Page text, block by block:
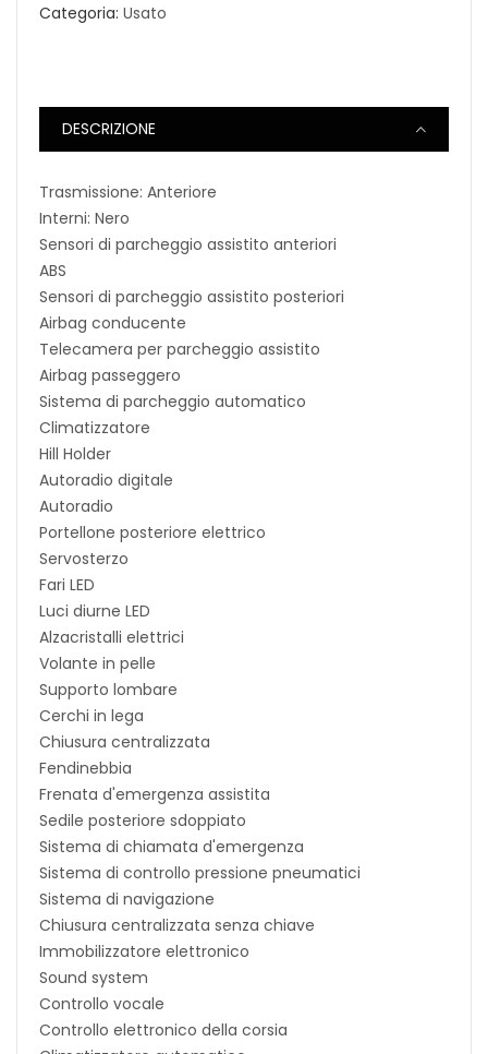
Categoria: Usato
DESCRIZIONE
Trasmissione: Anteriore
Interni: Nero
Sensori di parcheggio assistito anteriori
ABS
Sensori di parcheggio assistito posteriori
Airbag conducente
Telecamera per parcheggio assistito
Airbag passeggero
Sistema di parcheggio automatico
Climatizzatore
Hill Holder
Autoradio digitale
Autoradio
Portellone posteriore elettrico
Servosterzo
Fari LED
Luci diurne LED
Alzacristalli elettrici
Volante in pelle
Supporto lombare
Cerchi in lega
Chiusura centralizzata
Fendinebbia
Frenata d'emergenza assistita
Sedile posteriore sdoppiato
Sistema di chiamata d'emergenza
Sistema di controllo pressione pneumatici
Sistema di navigazione
Chiusura centralizzata senza chiave
Immobilizzatore elettronico
Sound system
Controllo vocale
Controllo elettronico della corsia